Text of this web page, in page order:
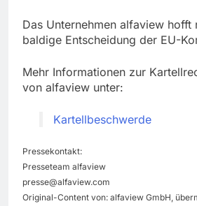
Das Unternehmen alfaview hofft
baldige Entscheidung der EU-
Mehr Informationen zur
von alfaview unter:
Kartellbeschwerde
Pressekontakt:
Presseteam alfaview
presse@alfaview.com
Original-Content von: alfaview GmbH,